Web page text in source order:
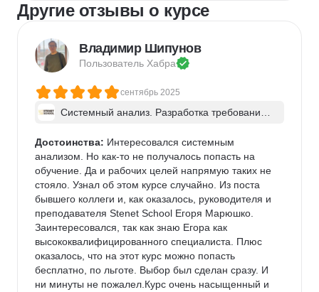
Другие отзывы о курсе
Владимир Шипунов
Пользователь Хабра
сентябрь 2025
Системный анализ. Разработка требований
нты - в группе
Достоинства: Интересовался системным
анализом. Но как-то не получалось попасть на
обучение. Да и рабочих целей напрямую таких не
стояло. Узнал об этом курсе случайно. Из поста
бывшего коллеги и, как оказалось, руководителя и
преподавателя Stenet School Егоря Марюшко.
Заинтересовался, так как знаю Егора как
высококвалифицированного специалиста. Плюс
оказалось, что на этот курс можно попасть
бесплатно, по льготе. Выбор был сделан сразу. И
ни минуты не пожалел.Курс очень насыщенный и